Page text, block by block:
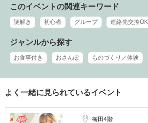
このイベントの関連キーワード
謎解き 初心者 グループ 連絡先交換OK
ジャンルから探す
お食事付き おさんぽ ものづくり／体験
よく一緒に見られているイベント
梅田4階